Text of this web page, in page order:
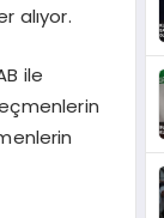
alıyor.
ile